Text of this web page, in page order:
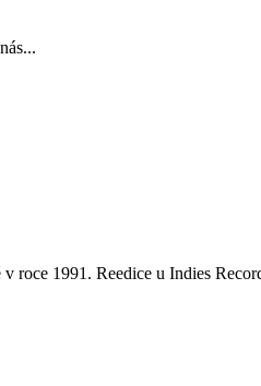
1991. Reedice u Indies